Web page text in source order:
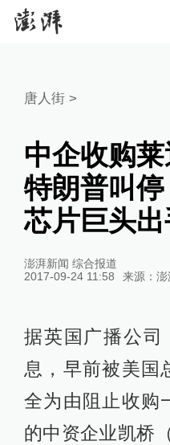
唐人街>
中企收购
特朗普叫
芯片巨头
澎湃新闻 综合报道
2017-09-24 11:58
来源： 澎
据英国广播公司
息，早前被美国
全为由阻止收购
的中资企业凯桥